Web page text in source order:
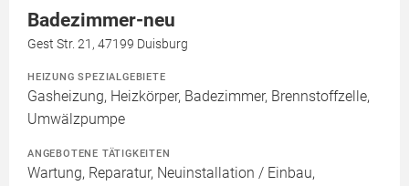
Badezimmer-neu
Gest Str. 21, 47199 Duisburg
HEIZUNG SPEZIALGEBIETE
Gasheizung, Heizkörper, Badezimmer, Brennstoffzelle,
Umwälzpumpe
ANGEBOTENE TÄTIGKEITEN
Wartung, Reparatur, Neuinstallation / Einbau,